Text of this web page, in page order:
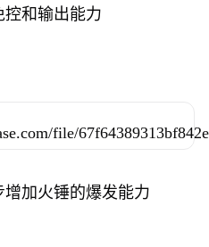
控和输出能力
加火锤的爆发能力